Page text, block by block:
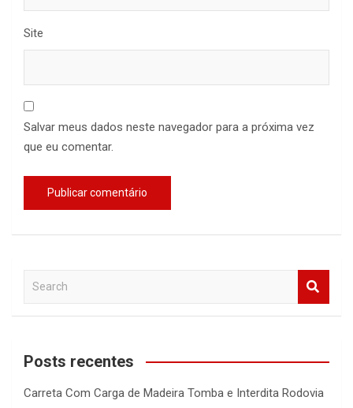
Site
Salvar meus dados neste navegador para a próxima vez
que eu comentar.
a
c
Posts recentes
Carreta Com Carga de Madeira Tomba e Interdita Rodovia